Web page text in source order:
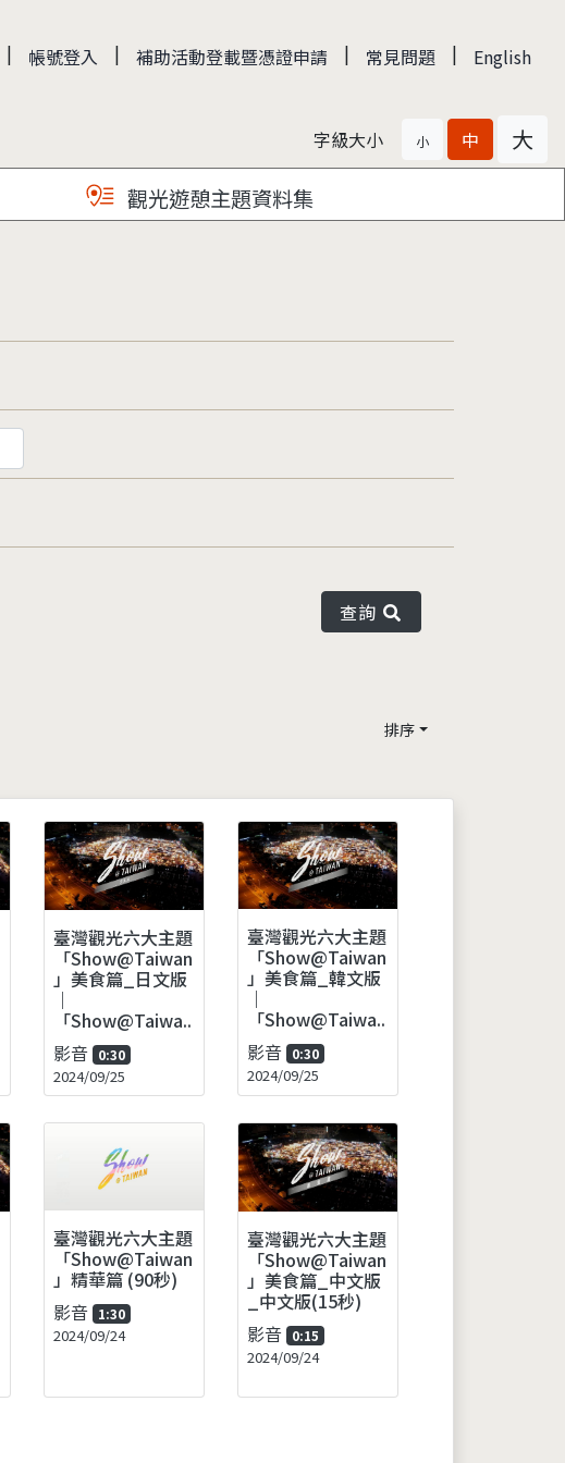
| 帳號登入 | 補助活動登載暨憑證申請 | 常見問題 | English
字級大小 小 中 大
觀光遊憩主題資料集
查詢
排序
臺灣觀光六大主題
「Show@Taiwan
」美食篇_日文版
｜
「Show@Taiwa..
影音 0:30
2024/09/25
臺灣觀光六大主題
「Show@Taiwan
」美食篇_韓文版
｜
「Show@Taiwa..
影音 0:30
2024/09/25
臺灣觀光六大主題
「Show@Taiwan
」精華篇 (90秒)
影音 1:30
2024/09/24
臺灣觀光六大主題
「Show@Taiwan
」美食篇_中文版
_中文版(15秒)
影音 0:15
2024/09/24